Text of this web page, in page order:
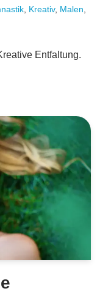
Kreativ, Malen
Entfaltung.